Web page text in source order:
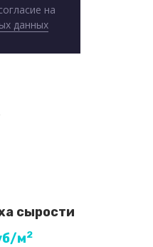
на
данных
сырости
м2